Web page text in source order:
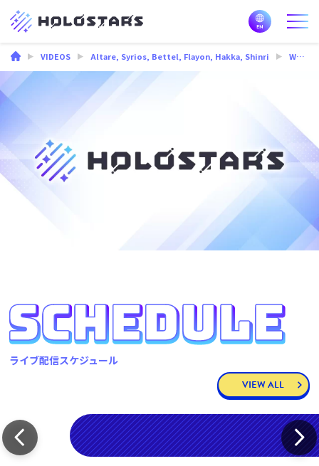
VIDEOS Altare, Syrios, Bettel, Flayon, Hakka, Shinri What is CUTENESS AGGRESSION? – AFFECTION OVERDOSE [#holoTEMPUS]
ライブ配信スケジュール
VIEW ALL